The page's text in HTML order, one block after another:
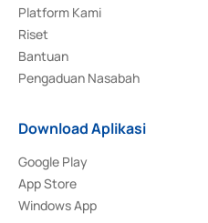
Platform Kami
Riset
Bantuan
Pengaduan Nasabah
Download Aplikasi
Google Play
App Store
Windows App